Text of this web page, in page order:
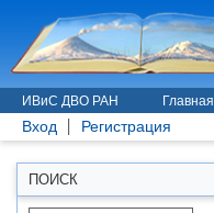
ИВиС ДВО РАН Главная
Вход Регистрация
ПОИСК